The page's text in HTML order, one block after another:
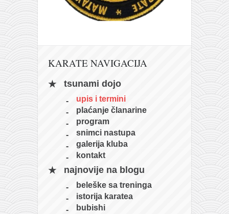
fotke
KARATE NAVIGACIJA
tsunami dojo
upis i termini
plaćanje članarine
program
snimci nastupa
galerija kluba
kontakt
najnovije na blogu
beleške sa treninga
istorija karatea
bubishi